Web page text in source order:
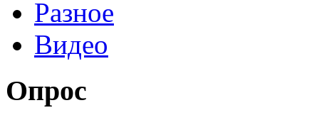
Разное
Видео
Опрос